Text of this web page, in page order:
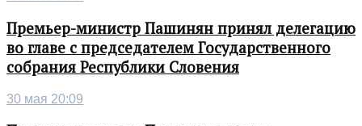
Премьер-министр Пашинян принял делегацию
во главе с председателем Государственного
собрания Республики Словения
30 мая 20:09